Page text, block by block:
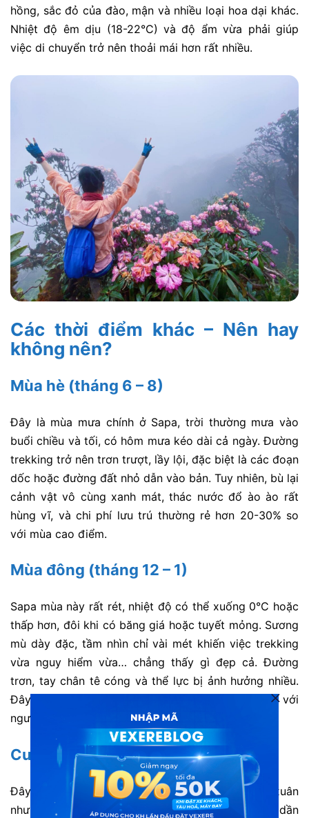
hồng, sắc đỏ của đào, mận và nhiều loại hoa dại khác.
Nhiệt độ êm dịu (18-22°C) và độ ẩm vừa phải giúp
việc di chuyển trở nên thoải mái hơn rất nhiều.
Các thời điểm khác – Nên hay
không nên?
Mùa hè (tháng 6 – 8)
Đây là mùa mưa chính ở Sapa, trời thường mưa vào
buổi chiều và tối, có hôm mưa kéo dài cả ngày. Đường
trekking trở nên trơn trượt, lầy lội, đặc biệt là các đoạn
dốc hoặc đường đất nhỏ dẫn vào bản. Tuy nhiên, bù lại
cảnh vật vô cùng xanh mát, thác nước đổ ào ào rất
hùng vĩ, và chi phí lưu trú thường rẻ hơn 20-30% so
với mùa cao điểm.
Mùa đông (tháng 12 – 1)
Sapa mùa này rất rét, nhiệt độ có thể xuống 0°C hoặc
thấp hơn, đôi khi có băng giá hoặc tuyết mỏng. Sương
mù dày đặc, tầm nhìn chỉ vài mét khiến việc trekking
vừa nguy hiểm vừa… chẳng thấy gì đẹp cả. Đường
trơn, tay chân tê cóng và thể lực bị ảnh hưởng nhiều.
Đây là thời điểm tệ nhất cho trekking, nhất là với
người mới.
Cuối xuân – đầu hè (tháng 4 – 5)
Đây là khoảng thời gian khá êm đềm, hết mưa xuân
nhưng chưa bước vào mùa mưa chính. Trời ấm dần